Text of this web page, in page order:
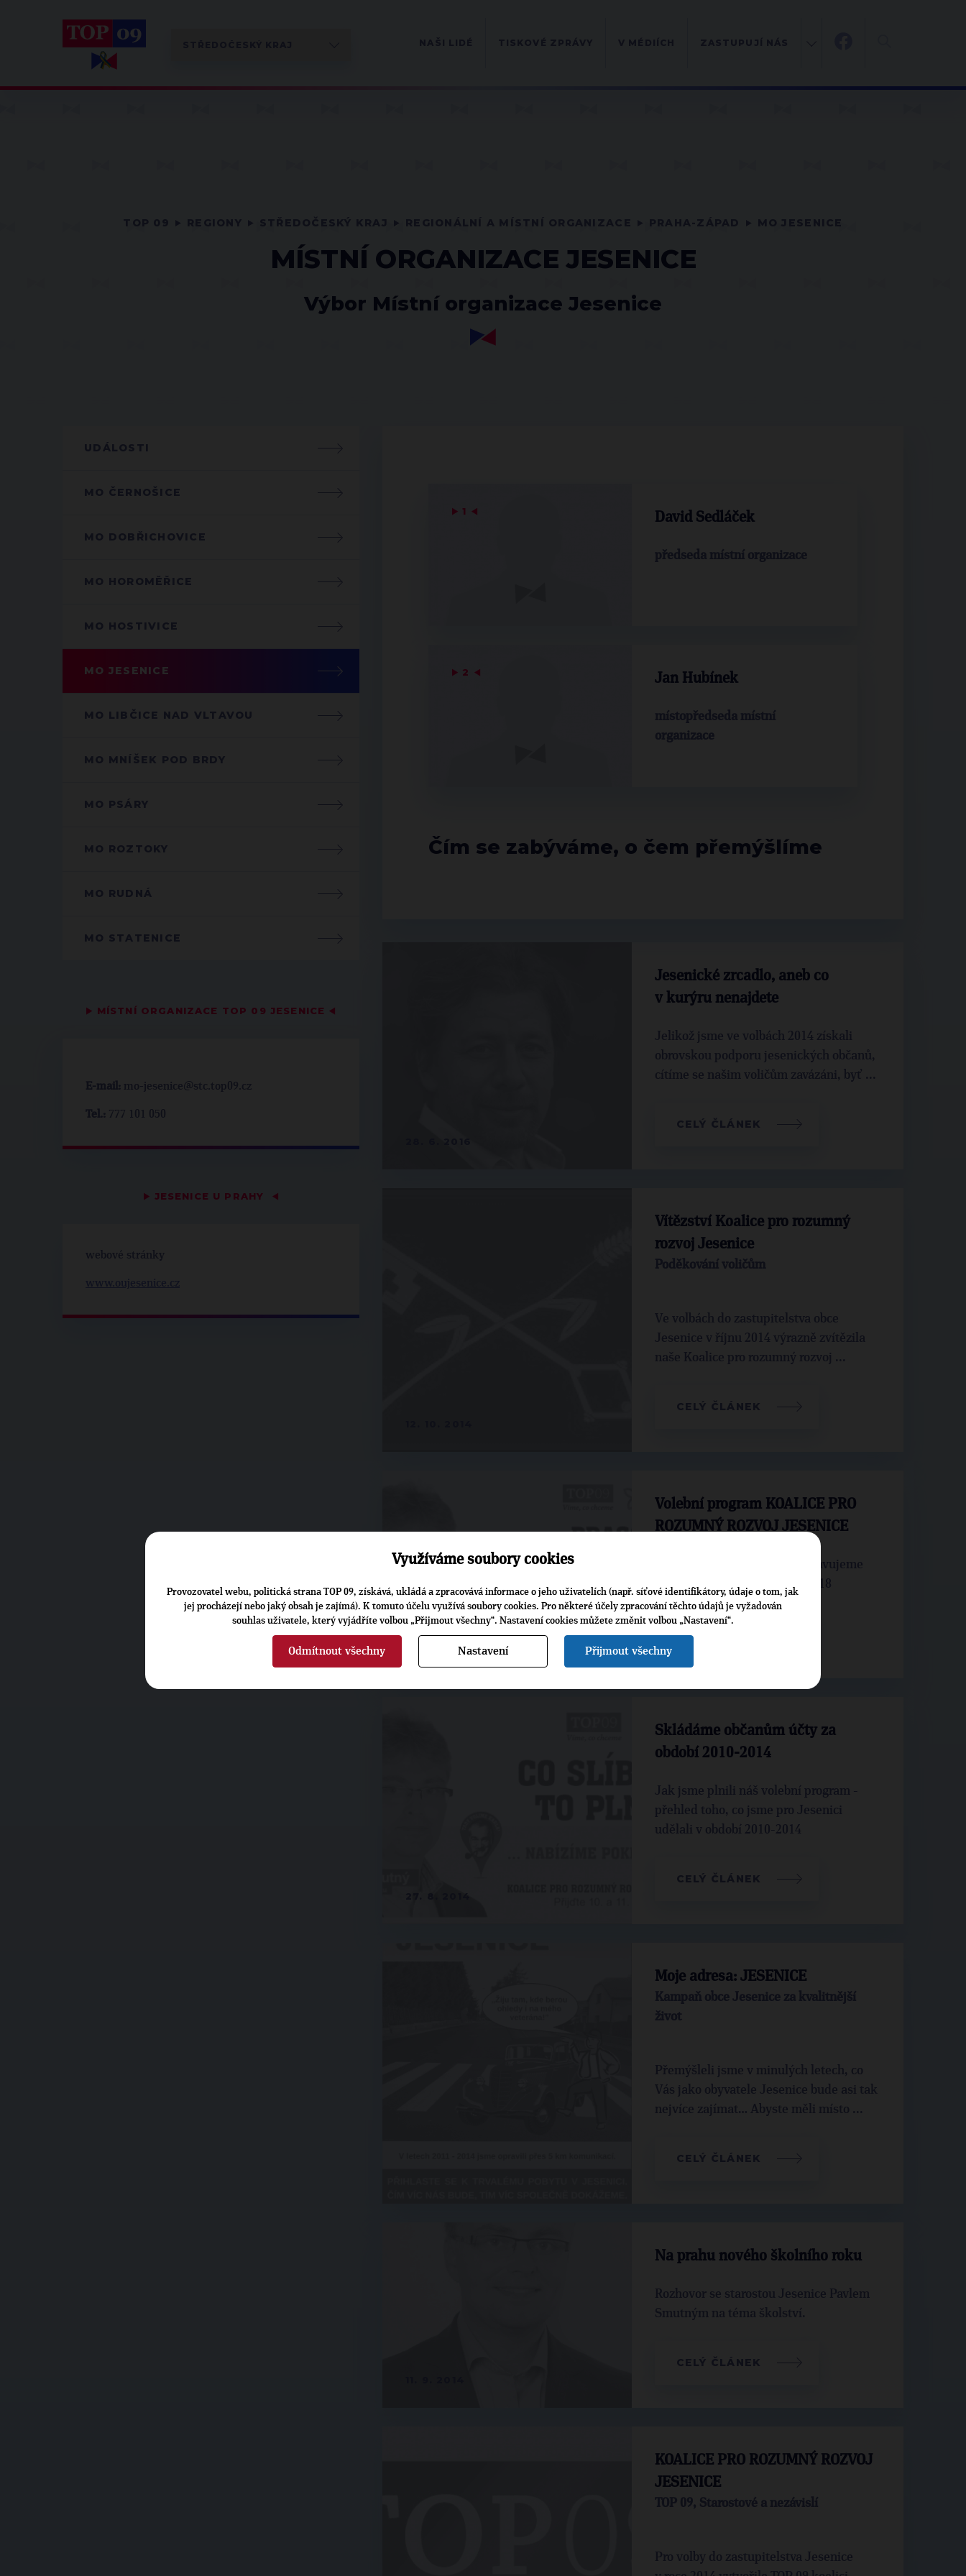
MÍSTNÍ ORGANIZACE JESENICE
Výbor Místní organizace Jesenice
UDÁLOSTI
MO ČERNOŠICE
MO DOBŘICHOVICE
MO HOROMĚŘICE
MO HOSTIVICE
MO JESENICE
MO LIBČICE NAD VLTAVOU
MO MNÍŠEK POD BRDY
MO PSÁRY
MO ROZTOKY
MO RUDNÁ
MO STATENICE
▶ MÍSTNÍ ORGANIZACE TOP 09 JESENICE ◀
E-mail: mo-jesenice@stc.top09.cz
Tel.: 777 101 050
▶ JESENICE U PRAHY ◀
webové stránky
▶ 1 ◀ David Sedláček
předseda místní organizace
▶ 2 ◀ Jan Hubínek
místopředseda místní
organizace
Čím se zabýváme, o čem přemýšlíme
Jesenické zrcadlo, aneb co
v kurýru nenajdete
Jelikož jsme ve volbách 2014 získali
obrovskou podporu jesenických občanů,
cítíme se našim voličům zavázáni, byť ...
CELÝ ČLÁNEK
Vítězství Koalice pro rozumný
rozvoj Jesenice
Poděkování voličům
Ve volbách do zastupitelstva obce
Jesenice v říjnu 2014 výrazně zvítězila
naše Koalice pro rozumný rozvoj ...
CELÝ ČLÁNEK
10. 9. 2014
Volební program KOALICE PRO
ROZUMNÝ ROZVOJ JESENICE
Co nabízíme Jesenici - představujeme
náš volební program 2014 - 2018
CELÝ ČLÁNEK
Skládáme občanům účty za
období 2010-2014
Jak jsme plnili náš volební program -
přehled toho, co jsme pro Jesenici
udělali v období 2010-2014
CELÝ ČLÁNEK
Moje adresa: JESENICE
Kampaň obce Jesenice za kvalitnější
život
Přemýšleli jsme v minulých letech, co
Vás jako obyvatele Jesenice bude asi tak
nejvíce zajímat… Abyste měli místo ...
CELÝ ČLÁNEK
Na prahu nového školního roku
Rozhovor se starostou Jesenice Pavlem
Smutným na téma školství.
CELÝ ČLÁNEK
KOALICE PRO ROZUMNÝ ROZVOJ
JESENICE
TOP 09, Starostové a nezávislí
Pro volby do zastupitelstva Jesenice
Využíváme soubory cookies
Provozovatel webu, politická strana TOP 09, získává, ukládá a zpracovává informace o jeho uživatelích (např. síťové identifikátory, údaje o tom, jak
jej procházejí nebo jaký obsah je zajímá). K tomuto účelu využívá soubory cookies. Pro některé účely zpracování těchto údajů je vyžadován
souhlas uživatele, který vyjádříte volbou „Přijmout všechny“. Nastavení cookies můžete změnit volbou „Nastavení“.
Odmítnout všechny Nastavení Přijmout všechny